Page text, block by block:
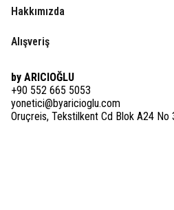
Hakkımızda
Alışveriş
by ARICIOĞLU
+90 552 665 5053
yonetici@byaricioglu.com
Oruçreis, Tekstilkent Cd Blok A24